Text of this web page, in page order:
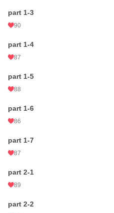
週間ポイント
月間ポイント
年間ポイント
累計ポイント
part 1-3
90
part 1-4
87
part 1-5
88
part 1-6
86
part 1-7
87
part 2-1
89
part 2-2